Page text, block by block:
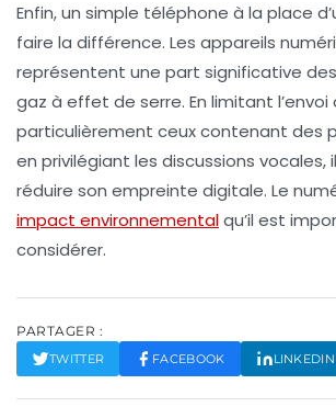
Enfin, un simple téléphone à la place
faire la différence. Les appareils
représentent une part significative
gaz à effet de serre. En limitant l’envoi
particulièrement ceux contenant des
en privilégiant les discussions vocales,
réduire son empreinte digitale. Le
impact environnementalqu’il est
considérer.
PARTAGER :
TWITTER FACEBOOK LINKEDIN